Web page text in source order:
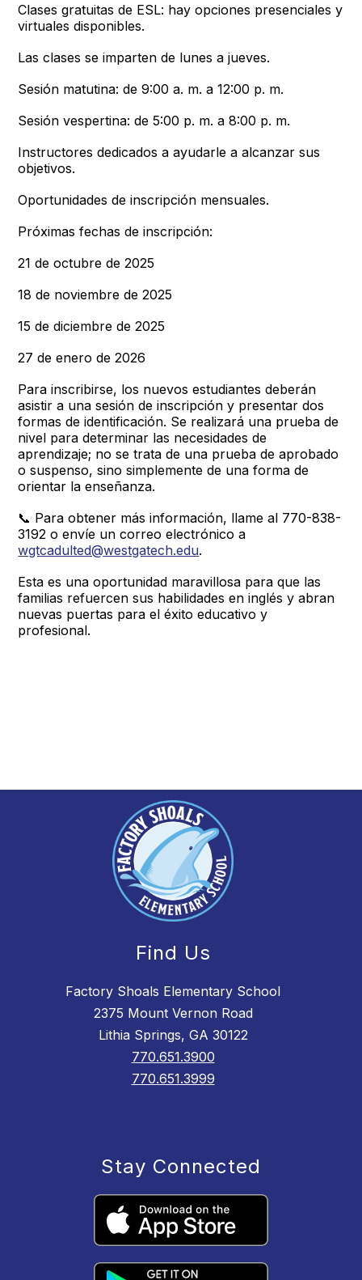
Clases gratuitas de ESL: hay opciones presenciales y
virtuales disponibles.
Las clases se imparten de lunes a jueves.
Sesión matutina: de 9:00 a. m. a 12:00 p. m.
Sesión vespertina: de 5:00 p. m. a 8:00 p. m.
Instructores dedicados a ayudarle a alcanzar sus
objetivos.
Oportunidades de inscripción mensuales.
Próximas fechas de inscripción:
21 de octubre de 2025
18 de noviembre de 2025
15 de diciembre de 2025
27 de enero de 2026
Para inscribirse, los nuevos estudiantes deberán
asistir a una sesión de inscripción y presentar dos
formas de identificación. Se realizará una prueba de
nivel para determinar las necesidades de
aprendizaje; no se trata de una prueba de aprobado
o suspenso, sino simplemente de una forma de
orientar la enseñanza.
📞 Para obtener más información, llame al 770-838-
3192 o envíe un correo electrónico a
wgtcadulted@westgatech.edu.
Esta es una oportunidad maravillosa para que las
familias refuercen sus habilidades en inglés y abran
nuevas puertas para el éxito educativo y
profesional.
Find Us
Factory Shoals Elementary School
2375 Mount Vernon Road
Lithia Springs, GA 30122
770.651.3900
770.651.3999
Stay Connected